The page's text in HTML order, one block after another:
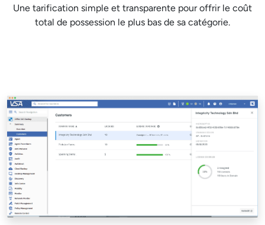
Une tarification simple et transparente pour offrir le coût
total de possession le plus bas de sa catégorie.